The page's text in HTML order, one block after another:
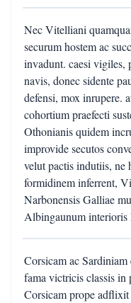
Nec Vitelliani
securum hostem ac
invadunt. caesi vigiles,
navis, donec sidente
defensi, mox inrupere.
cohortium praefecti
Othonianis quidem
improvide secutos
velut pactis indutiis, ne
formidinem inferrent,
Narbonensis Galliae
Albingaunum interioris
Corsicam ac
fama victricis classis in
Corsicam prope